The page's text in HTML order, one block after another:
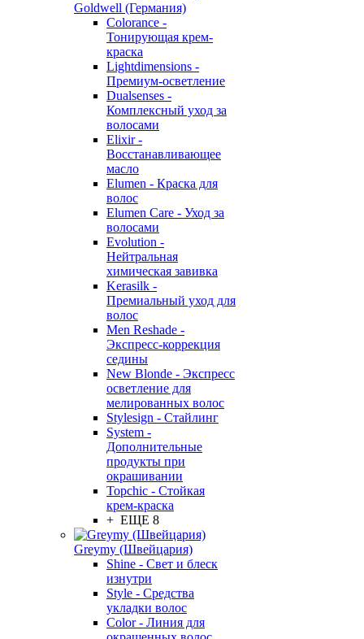
Goldwell (Германия)
Colorance -
Тонирующая крем-
краска
Lightdimensions -
Премиум-осветление
Dualsenses -
Комплексный уход за
волосами
Elixir -
Восстанавливающее
масло
Elumen - Краска для
волос
Elumen Care - Уход за
волосами
Evolution -
Нейтральная
химическая завивка
Kerasilk -
Премиальный уход для
волос
Men Reshade -
Экспресс-коррекция
седины
New Blonde - Экспресс
осветление для
мелированных волос
Stylesign - Стайлинг
System -
Дополнительные
продукты при
окрашивании
Topchic - Стойкая
крем-краска
+ ЕЩЕ 8
Greymy (Швейцария)
Shine - Свет и блеск
изнутри
Style - Средства
укладки волос
Color - Линия для